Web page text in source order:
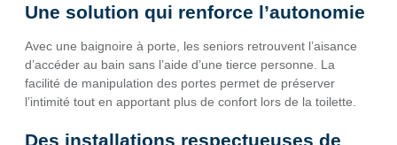
Une solution qui renforce l’autonomie
Avec une baignoire à porte, les seniors retrouvent l’aisance
d’accéder au bain sans l’aide d’une tierce personne. La
facilité de manipulation des portes permet de préserver
l’intimité tout en apportant plus de confort lors de la toilette.
Des installations respectueuses de